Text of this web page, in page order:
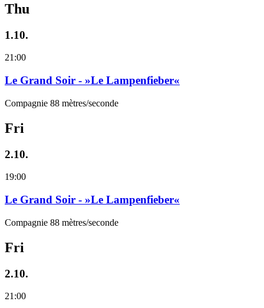
Thu
1.10.
21:00
Le Grand Soir - »Le Lampenfieber«
Compagnie 88 mètres/seconde
Fri
2.10.
19:00
Le Grand Soir - »Le Lampenfieber«
Compagnie 88 mètres/seconde
Fri
2.10.
21:00